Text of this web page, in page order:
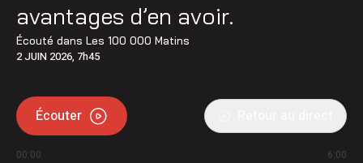
avantages d’en avoir.
Écouté dans Les 100 000 Matins
2 JUIN 2026, 7h45
Écouter
00:00 6:00